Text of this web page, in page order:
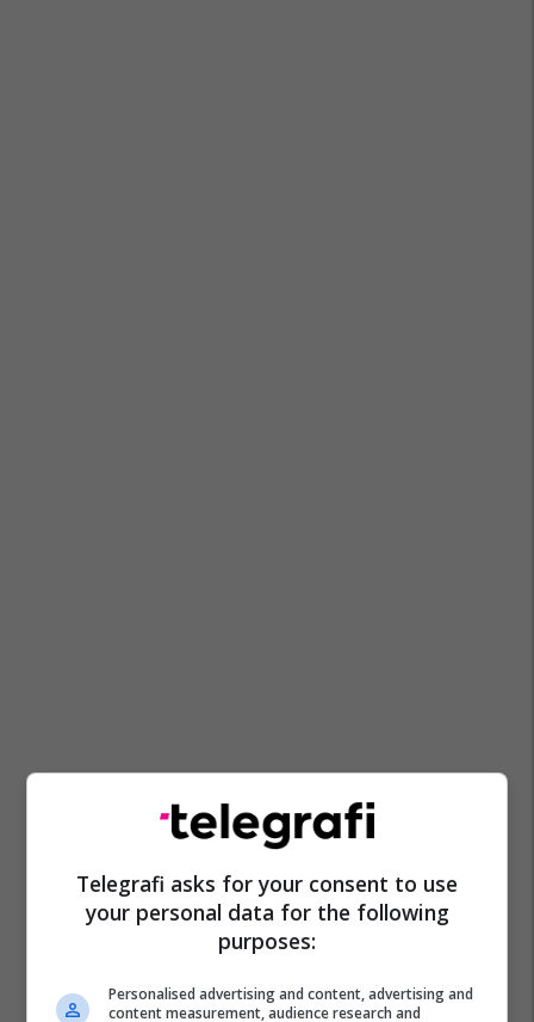
Telegrafi asks for your consent to use
your personal data for the following
purposes:
Personalised advertising and content, advertising and
content measurement, audience research and